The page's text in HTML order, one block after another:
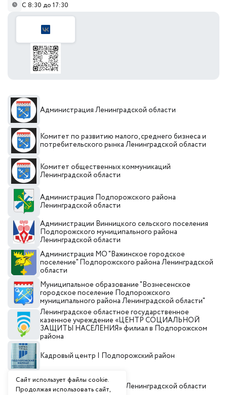
С 8:30 до 17:30
Администрация Ленинградской области
Комитет по развитию малого, среднего бизнеса и
потребительского рынка Ленинградской области
Комитет общественных коммуникаций
Ленинградской области
Администрация Подпорожского района
Ленинградской области
Администрации Винницкого сельского поселения
Подпорожского муниципального района
Ленинградской области
Администрация МО "Важинское городское
поселение" Подпорожского района Ленинградской
области
Муниципальное образование "Вознесенское
городское поселение Подпорожского
муниципального района Ленинградской области"
Ленинградское областное государственное
казенное учреждение «ЦЕНТР СОЦИАЛЬНОЙ
ЗАЩИТЫ НАСЕЛЕНИЯ» филиал в Подпорожском
района
Кадровый центр I Подпорожский район
Инвестиционный портал Ленинградской области
Сайт использует файлы cookie.
Продолжая использовать сайт,